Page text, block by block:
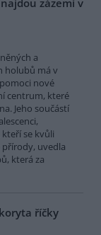
a
holubů má v
nové
centrum, které
Jeho součástí
se kvůli
uvedla
která za
říčky